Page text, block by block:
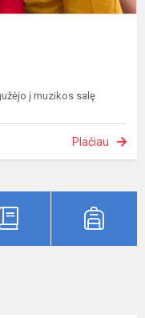
į muzikos salę
Plačiau